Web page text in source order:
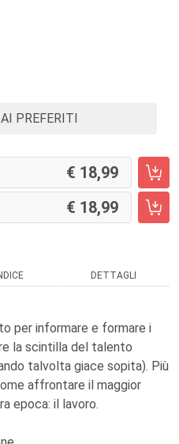
PREFERITI
18,99
18,99
DETTAGLI
per informare e formare i
la scintilla del talento
talvolta giace sopita). Più
affrontare il maggior
epoca: il lavoro.